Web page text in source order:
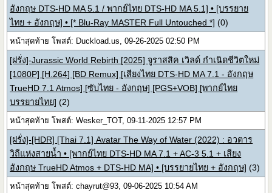
อังกฤษ DTS-HD MA 5.1 / พากย์ไทย DTS-HD MA 5.1] • [บรรยาย
ไทย + อังกฤษ] • [* Blu-Ray MASTER Full Untouched *] (0)
หน้าสุดท้าย โพสต์: Duckload.us, 09-26-2025 02:50 PM
[ฝรั่ง]-Jurassic World Rebirth [2025] จูราสสิค เวิลด์ กำเนิดชีวิตใหม่
[1080P] [H.264] [BD Remux] [เสียงไทย DTS-HD MA 7.1 - อังกฤษ
TrueHD 7.1 Atmos] [ซับไทย - อังกฤษ] [PGS+VOB] [พากย์ไทย
บรรยายไทย] (2)
หน้าสุดท้าย โพสต์: Wesker_TOT, 09-11-2025 12:57 PM
[ฝรั่ง]-[HDR] [Thai 7.1] Avatar The Way of Water (2022) : อวตาร
วิถีแห่งสายน้ำ • [พากย์ไทย DTS-HD MA 7.1 + AC-3 5.1 + เสียง
อังกฤษ TrueHD Atmos + DTS-HD MA] • [บรรยายไทย + อังกฤษ] (3)
หน้าสุดท้าย โพสต์: chayrut@93, 09-06-2025 10:54 AM